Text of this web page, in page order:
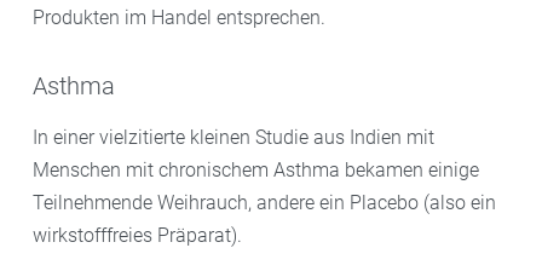
Produkten im Handel entsprechen.
Asthma
In einer vielzitierte kleinen Studie aus Indien mit
Menschen mit chronischem Asthma bekamen einige
Teilnehmende Weihrauch, andere ein Placebo (also ein
wirkstofffreies Präparat).